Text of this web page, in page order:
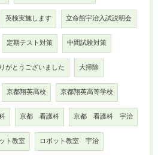
英検実施します 立命館宇治入試説明会
定期テスト対策 中間試験対策
がとうございました 大掃除
京都翔英高校 京都翔英高等学校
京都 看護科 京都 看護科 宇治
ト教室 ロボット教室 宇治